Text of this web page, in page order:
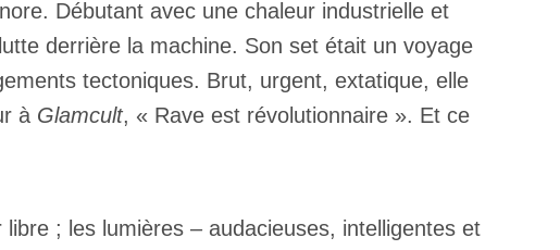
Débutant avec une chaleur industrielle et
derrière la machine. Son set était un voyage
tectoniques. Brut, urgent, extatique, elle
à Glamcult, « Rave est révolutionnaire ». Et ce
libre ; les lumières – audacieuses, intelligentes et